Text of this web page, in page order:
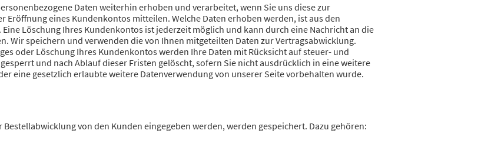
Daten weiterhin erhoben und verarbeitet, wenn Sie uns diese zur
Eröffnung eines Kundenkontos mitteilen. Welche Daten erhoben werden, ist aus den
Löschung Ihres Kundenkontos ist jederzeit möglich und kann durch eine Nachricht an die
Wir speichern und verwenden die von Ihnen mitgeteilten Daten zur Vertragsabwicklung.
oder Löschung Ihres Kundenkontos werden Ihre Daten mit Rücksicht auf steuer- und
und nach Ablauf dieser Fristen gelöscht, sofern Sie nicht ausdrücklich in eine weitere
eine gesetzlich erlaubte weitere Datenverwendung von unserer Seite vorbehalten wurde.
Bestellabwicklung von den Kunden eingegeben werden, werden gespeichert. Dazu gehören: